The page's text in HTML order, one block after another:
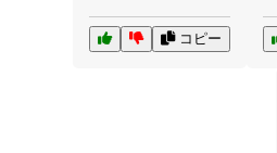
コピー